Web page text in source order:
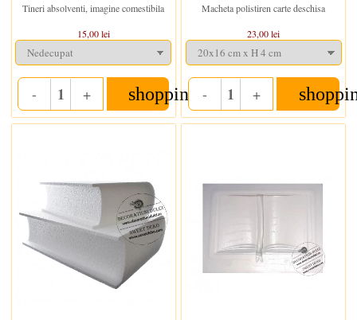
Tineri absolventi, imagine comestibila
15,00 lei
- Quantity
+ shopping_cart
Macheta polistiren carte deschisa
23,00 lei
- Quantity
+